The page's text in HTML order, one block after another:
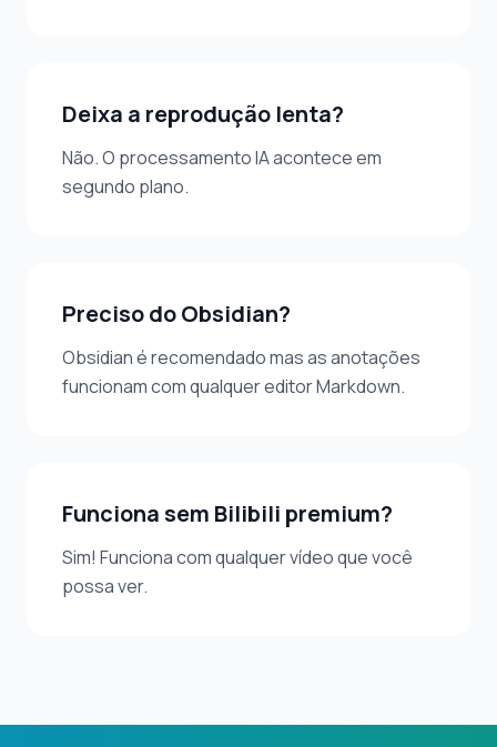
Deixa a reprodução lenta?
Não. O processamento IA acontece em
segundo plano.
Preciso do Obsidian?
Obsidian é recomendado mas as anotações
funcionam com qualquer editor Markdown.
Funciona sem Bilibili premium?
Sim! Funciona com qualquer vídeo que você
possa ver.